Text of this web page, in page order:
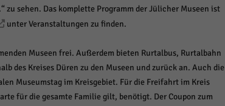
sehen. Das komplette Programm der Jülicher Museen ist
unter Veranstaltungen zu finden.
Museen frei. Außerdem bieten Rurtalbus, Rurtalbahn
des Kreises Düren zu den Museen und zurück an. Auch die
Museumstag im Kreisgebiet. Für die Freifahrt im Kreis
für die gesamte Familie gilt, benötigt. Der Coupon zum